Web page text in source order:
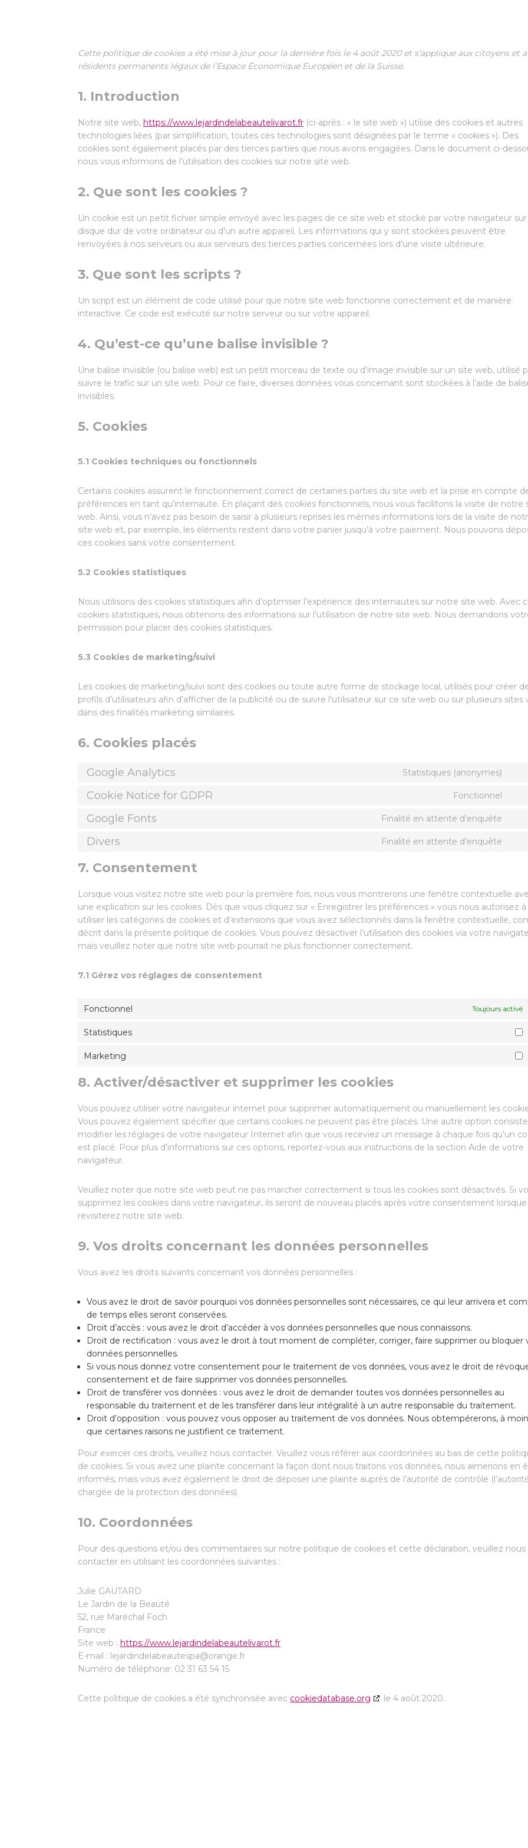
Cette politique de cookies a été mise à jour pour la dernière fois le 4 août 2020 et s’applique aux citoyens et
résidents permanents légaux de l’Espace Économique Européen et de la Suisse.
1. Introduction
Notre site web, https://www.lejardindelabeautelivarot.fr (ci-après : « le site web ») utilise des cookies et autres
technologies liées (par simplification, toutes ces technologies sont désignées par le terme « cookies »). Des
cookies sont également placés par des tierces parties que nous avons engagées. Dans le document ci-
nous vous informons de l’utilisation des cookies sur notre site web.
2. Que sont les cookies ?
Un cookie est un petit fichier simple envoyé avec les pages de ce site web et stocké par votre navigateur sur
disque dur de votre ordinateur ou d’un autre appareil. Les informations qui y sont stockées peuvent être
renvoyées à nos serveurs ou aux serveurs des tierces parties concernées lors d’une visite ultérieure.
3. Que sont les scripts ?
Un script est un élément de code utilisé pour que notre site web fonctionne correctement et de manière
interactive. Ce code est exécuté sur notre serveur ou sur votre appareil.
4. Qu’est-ce qu’une balise invisible ?
Une balise invisible (ou balise web) est un petit morceau de texte ou d’image invisible sur un site web, utilisé
suivre le trafic sur un site web. Pour ce faire, diverses données vous concernant sont stockées à l’aide de
invisibles.
5. Cookies
5.1 Cookies techniques ou fonctionnels
Certains cookies assurent le fonctionnement correct de certaines parties du site web et la prise en compte
préférences en tant qu’internaute. En plaçant des cookies fonctionnels, nous vous facilitons la visite de notre
web. Ainsi, vous n’avez pas besoin de saisir à plusieurs reprises les mêmes informations lors de la visite de
site web et, par exemple, les éléments restent dans votre panier jusqu’à votre paiement. Nous pouvons
ces cookies sans votre consentement.
5.2 Cookies statistiques
Nous utilisons des cookies statistiques afin d’optimiser l’expérience des internautes sur notre site web. Avec
cookies statistiques, nous obtenons des informations sur l’utilisation de notre site web. Nous demandons
permission pour placer des cookies statistiques.
5.3 Cookies de marketing/suivi
Les cookies de marketing/suivi sont des cookies ou toute autre forme de stockage local, utilisés pour créer
profils d’utilisateurs afin d’afficher de la publicité ou de suivre l’utilisateur sur ce site web ou sur plusieurs sites
dans des finalités marketing similaires.
6. Cookies placés
Google Analytics Statistiques (anonymes)
Cookie Notice for GDPR Fonctionnel
Google Fonts Finalité en attente d’enquête
Divers Finalité en attente d’enquête
7. Consentement
Lorsque vous visitez notre site web pour la première fois, nous vous montrerons une fenêtre contextuelle
une explication sur les cookies. Dès que vous cliquez sur « Enregistrer les préférences » vous nous autorisez à
utiliser les catégories de cookies et d’extensions que vous avez sélectionnés dans la fenêtre contextuelle,
décrit dans la présente politique de cookies. Vous pouvez désactiver l’utilisation des cookies via votre
mais veuillez noter que notre site web pourrait ne plus fonctionner correctement.
7.1 Gérez vos réglages de consentement
Fonctionnel Toujours activé
Statistiques
Marketing
8. Activer/désactiver et supprimer les cookies
Vous pouvez utiliser votre navigateur internet pour supprimer automatiquement ou manuellement les
Vous pouvez également spécifier que certains cookies ne peuvent pas être placés. Une autre option
modifier les réglages de votre navigateur Internet afin que vous receviez un message à chaque fois qu’un
est placé. Pour plus d’informations sur ces options, reportez-vous aux instructions de la section Aide de votre
navigateur.
Veuillez noter que notre site web peut ne pas marcher correctement si tous les cookies sont désactivés. Si
supprimez les cookies dans votre navigateur, ils seront de nouveau placés après votre consentement
revisiterez notre site web.
9. Vos droits concernant les données personnelles
Vous avez les droits suivants concernant vos données personnelles :
Vous avez le droit de savoir pourquoi vos données personnelles sont nécessaires, ce qui leur arrivera et
de temps elles seront conservées.
Droit d’accès : vous avez le droit d’accéder à vos données personnelles que nous connaissons.
Droit de rectification : vous avez le droit à tout moment de compléter, corriger, faire supprimer ou bloquer
données personnelles.
Si vous nous donnez votre consentement pour le traitement de vos données, vous avez le droit de
consentement et de faire supprimer vos données personnelles.
Droit de transférer vos données : vous avez le droit de demander toutes vos données personnelles au
responsable du traitement et de les transférer dans leur intégralité à un autre responsable du traitement.
Droit d’opposition : vous pouvez vous opposer au traitement de vos données. Nous obtempérerons, à
que certaines raisons ne justifient ce traitement.
Pour exercer ces droits, veuillez nous contacter. Veuillez vous référer aux coordonnées au bas de cette
de cookies. Si vous avez une plainte concernant la façon dont nous traitons vos données, nous aimerions en
informés, mais vous avez également le droit de déposer une plainte auprès de l’autorité de contrôle
chargée de la protection des données).
10. Coordonnées
Pour des questions et/ou des commentaires sur notre politique de cookies et cette déclaration, veuillez nous
contacter en utilisant les coordonnées suivantes :
Julie GAUTARD
Le Jardin de la Beauté
52, rue Maréchal Foch
France
Site web : https://www.lejardindelabeautelivarot.fr
E-mail : lejardindelabeautespa@orange.fr
Numéro de téléphone: 02 31 63 54 15
Cette politique de cookies a été synchronisée avec cookiedatabase.org le 4 août 2020.